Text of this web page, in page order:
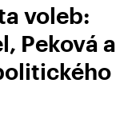
voleb:
Peková a